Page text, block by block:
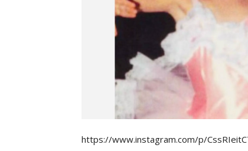
https://www.instagram.com/p/